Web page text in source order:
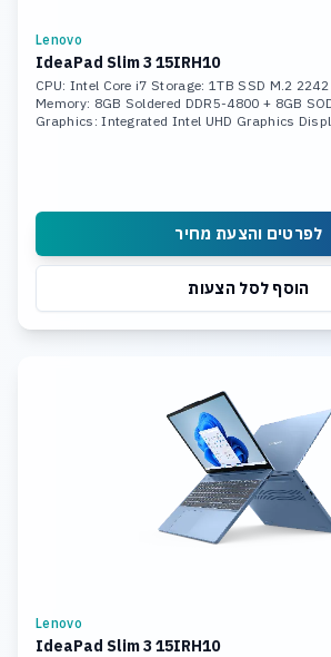
Lenovo
IdeaPad Slim 3 15IRH10
CPU: Intel Core i7 Storage: 1TB SSD M.2
Memory: 8GB Soldered DDR5-4800 + 8GB
Graphics: Integrated Intel UHD Graphics
לפרטים והצעת מחיר
הוסף לסל הצעות
Lenovo
IdeaPad Slim 3 15IRH10